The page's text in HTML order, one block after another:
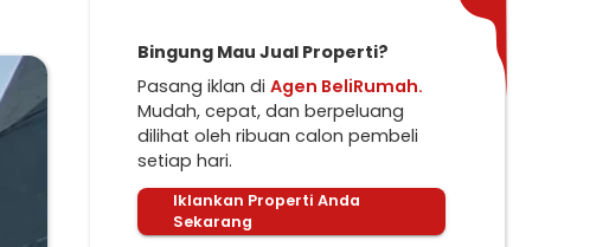
Bingung Mau Jual Properti?
Pasang iklan di Agen BeliRumah.
Mudah, cepat, dan berpeluang
dilihat oleh ribuan calon pembeli
setiap hari.
Iklankan Properti Anda
Sekarang